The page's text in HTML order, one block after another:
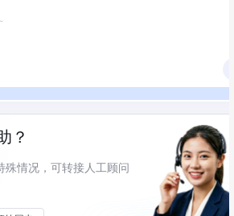
？
殊情况，可转接人工顾问